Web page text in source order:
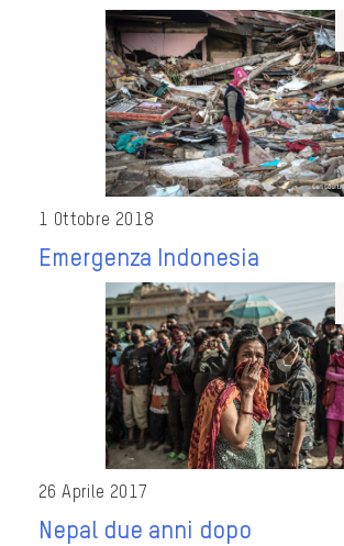
1 Ottobre 2018
Emergenza Indonesia
26 Aprile 2017
Nepal due anni dopo